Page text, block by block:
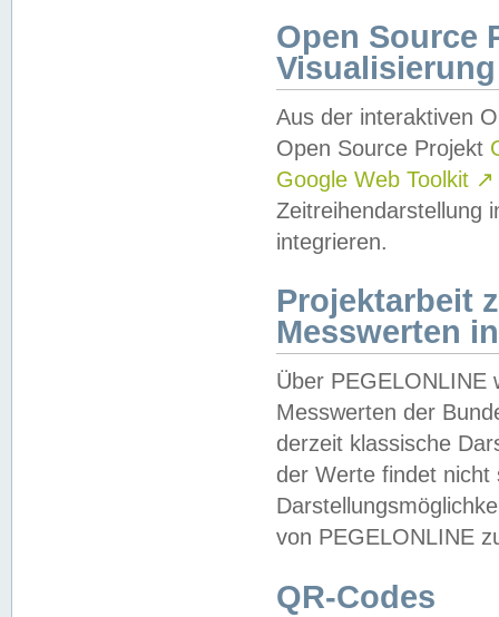
Open Source
Visualisierung
Aus der interaktiven
Open Source Projekt
Google Web Toolkit ↗
Zeitreihendarstellung
integrieren.
Projektarbeit
Messwerten
Über PEGELONLINE
Messwerten der
derzeit klassische
der Werte findet
von PEGELONLINE
QR-Codes